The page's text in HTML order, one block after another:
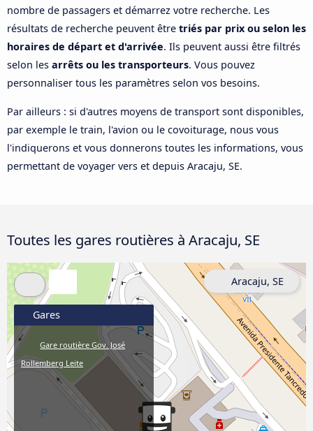
nombre de passagers et démarrez votre recherche. Les
résultats de recherche peuvent être triés par prix ou selon les
horaires de départ et d'arrivée. Ils peuvent aussi être filtrés
selon les arrêts ou les transporteurs. Vous pouvez
personnaliser tous les paramètres selon vos besoins.
Par ailleurs : si d'autres moyens de transport sont disponibles,
par exemple le train, l'avion ou le covoiturage, nous vous
l'indiquerons et vous donnerons toutes les informations, vous
permettant de voyager vers et depuis Aracaju, SE.
Toutes les gares routières à Aracaju, SE
Gares
Gare routière Gov. José
Rollemberg Leite
Aracaju, SE